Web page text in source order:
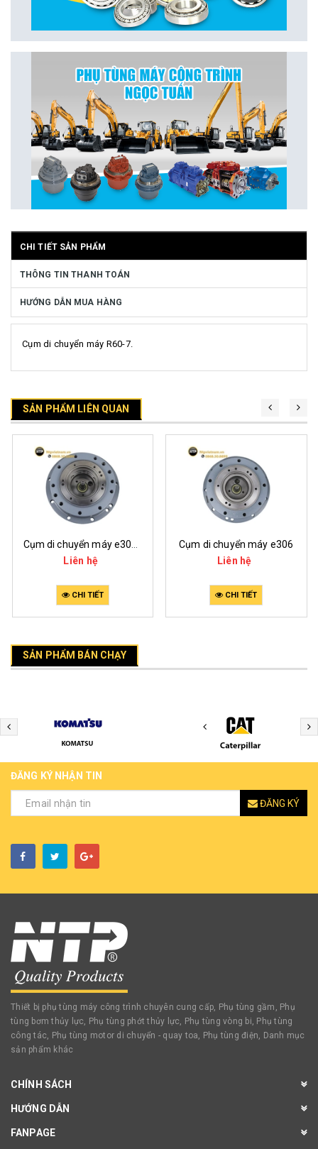
CHI TIẾT SẢN PHẨM
THÔNG TIN THANH TOÁN
HƯỚNG DẪN MUA HÀNG
Cụm di chuyển máy R60-7.
SẢN PHẨM LIÊN QUAN
Cụm di chuyển máy e305.5
Liên hệ
CHI TIẾT
Cụm di chuyển máy e306
Liên hệ
CHI TIẾT
SẢN PHẨM BÁN CHẠY
ĐĂNG KÝ NHẬN TIN
ĐĂNG KÝ
Thiết bị phụ tùng máy công trình chuyên cung cấp, Phụ tùng gầm, Phụ
tùng bơm thủy lực, Phụ tùng phớt thủy lực, Phụ tùng vòng bi, Phụ tùng
công tác, Phụ tùng motor di chuyển - quay toa, Phụ tùng điện, Danh mục
sản phẩm khác
CHÍNH SÁCH
HƯỚNG DẪN
FANPAGE